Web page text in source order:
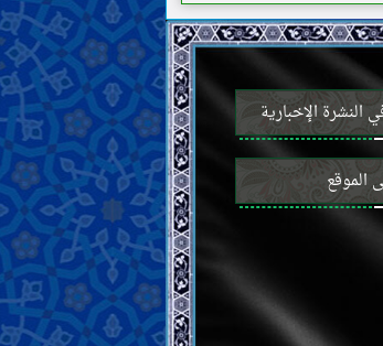
النشرة الإخبارية
الموقع